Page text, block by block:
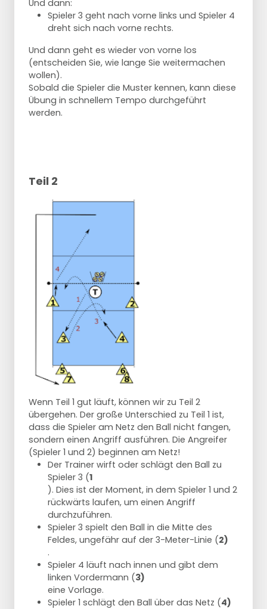
Und dann:
Spieler 3 geht nach vorne links und Spieler 4
dreht sich nach vorne rechts.
Und dann geht es wieder von vorne los
(entscheiden Sie, wie lange Sie weitermachen
wollen).
Sobald die Spieler die Muster kennen, kann diese
Übung in schnellem Tempo durchgeführt
werden.
Teil 2
Wenn Teil 1 gut läuft, können wir zu Teil 2
übergehen. Der große Unterschied zu Teil 1 ist,
dass die Spieler am Netz den Ball nicht fangen,
sondern einen Angriff ausführen. Die Angreifer
(Spieler 1 und 2) beginnen am Netz!
Der Trainer wirft oder schlägt den Ball zu
Spieler 3 (1
). Dies ist der Moment, in dem Spieler 1 und 2
rückwärts laufen, um einen Angriff
durchzuführen.
Spieler 3 spielt den Ball in die Mitte des
Feldes, ungefähr auf der 3-Meter-Linie (2)
.
Spieler 4 läuft nach innen und gibt dem
linken Vordermann (3)
eine Vorlage.
Spieler 1 schlägt den Ball über das Netz (4)